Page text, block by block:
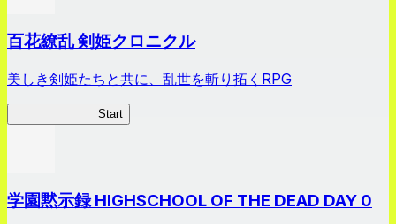
百花繚乱 剣姫クロニクル
美しき剣姫たちと共に、乱世を斬り拓くRPG
Start
学園黙示録 HIGHSCHOOL OF THE DEAD DAY 0